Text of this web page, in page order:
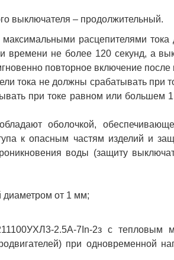
выключателя – продолжительный.
расцепителями
времени не более 120 секунд, а
повторное включение
тока не должны срабатывать при
при токе равном или большем
оболочкой,
к опасным частям изделий и
воды (защиту
диаметром от 1 мм;
2.5А-7In-2з с тепловым
при одновременной